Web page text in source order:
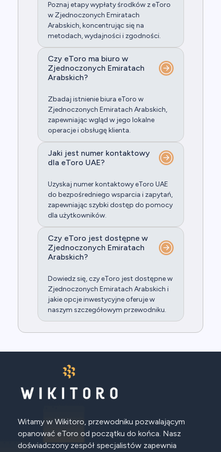
Poznaj etapy wypłaty środków z eToro
w Zjednoczonych Emiratach
Arabskich, koncentrując się na
metodach, wydajności i zgodności.
Czy eToro ma biuro w
Zjednoczonych Emiratach
Arabskich?
Zbadaj istnienie biura eToro w
Zjednoczonych Emiratach Arabskich,
zapewniając wgląd w jego lokalne
operacje i obsługę klienta.
Jaki jest numer kontaktowy
dla eToro UAE?
Uzyskaj numer kontaktowy eToro UAE
do bezpośredniego wsparcia i zapytań,
zapewniając szybki dostęp do pomocy
dla użytkowników.
Czy eToro jest dostępne w
Zjednoczonych Emiratach
Arabskich?
Dowiedz się, czy eToro jest dostępne w
Zjednoczonych Emiratach Arabskich i
jakie opcje inwestycyjne oferuje w
naszym szczegółowym przewodniku.
Witamy w Wikitoro, przewodniku pozwalającym
opanować eToro od początku do końca. Nasz
doświadczony zespół specjalistów zapewnia